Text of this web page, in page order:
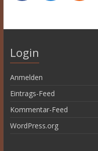
Login
Anmelden
Eintrags-Feed
Kommentar-Feed
WordPress.org